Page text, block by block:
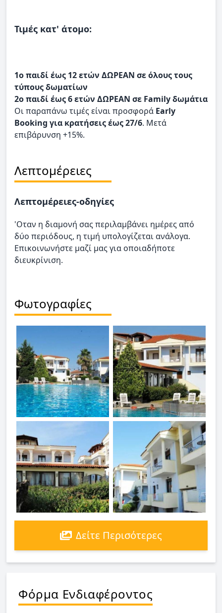
Τιμές κατ' άτομο:
1ο παιδί έως 12 ετών ΔΩΡΕΑΝ σε όλους τους
τύπους δωματίων
2ο παιδί έως 6 ετών ΔΩΡΕΑΝ σε Family δωμάτια
Οι παραπάνω τιμές είναι προσφορά Early
Booking για κρατήσεις έως 27/6. Μετά
επιβάρυνση +15%.
Λεπτομέρειες
Λεπτομέρειες-οδηγίες
'Οταν η διαμονή σας περιλαμβάνει ημέρες από
δύο περιόδους, η τιμή υπολογίζεται ανάλογα.
Επικοινωνήστε μαζί μας για οποιαδήποτε
διευκρίνιση.
Φωτογραφίες
Δείτε Περισότερες
Φόρμα Ενδιαφέροντος